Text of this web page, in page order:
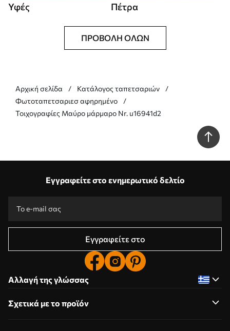
Υφές Πέτρα
ΠΡΟΒΟΛΉ ΌΛΩΝ
Αρχική σελίδα
Κατάλογος ταπετσαριών
Φωτοταπετσαριεσ αφηρημένο
Τοιχογραφίες Μαύρο μάρμαρο Nr. u16941d2
Εγγραφείτε στο ενημερωτικό δελτίο
Εγγραφείτε στο
Αλλαγή της γλώσσας
Σχετικά με το προϊόν